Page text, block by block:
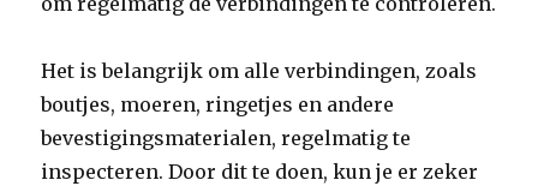
Het is belangrijk om alle verbindingen, zoals
boutjes, moeren, ringetjes en andere
bevestigingsmaterialen, regelmatig te
inspecteren. Door dit te doen, kun je er zeker